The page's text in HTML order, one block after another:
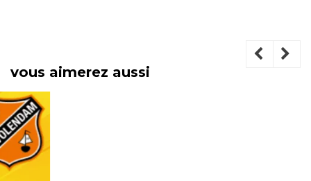
vous aimerez aussi